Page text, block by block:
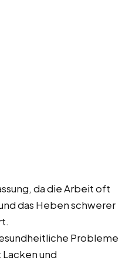
da die Arbeit oft
das Heben schwerer
Probleme
und